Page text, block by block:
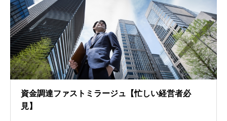
資金調達ファストミラージュ【忙しい経営者必
見】